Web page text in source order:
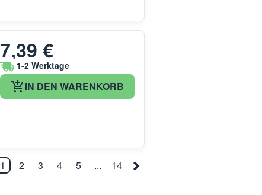
7,39 €
1-2 Werktage
IN DEN WARENKORB
1 2 3 4 5 ... 14